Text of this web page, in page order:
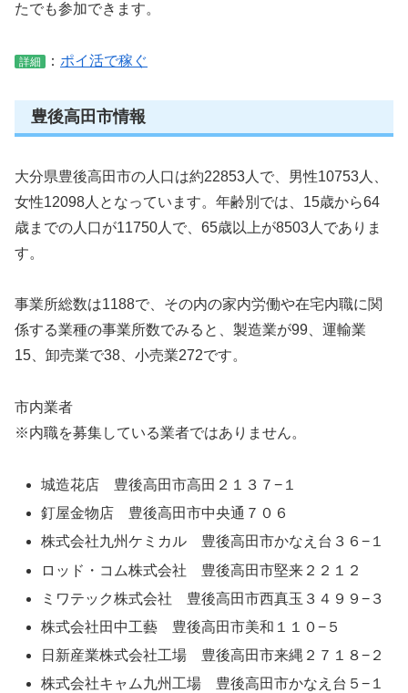
たでも参加できます。
詳細 ： ポイ活で稼ぐ
豊後高田市情報
大分県豊後高田市の人口は約22853人で、男性10753人、
女性12098人となっています。年齢別では、15歳から64
歳までの人口が11750人で、65歳以上が8503人でありま
す。
事業所総数は1188で、その内の家内労働や在宅内職に関
係する業種の事業所数でみると、製造業が99、運輸業
15、卸売業で38、小売業272です。
市内業者
※内職を募集している業者ではありません。
城造花店 豊後高田市高田２１３７−１
釘屋金物店 豊後高田市中央通７０６
株式会社九州ケミカル 豊後高田市かなえ台３６−１
ロッド・コム株式会社 豊後高田市堅来２２１２
ミワテック株式会社 豊後高田市西真玉３４９９−３
株式会社田中工藝 豊後高田市美和１１０−５
日新産業株式会社工場 豊後高田市来縄２７１８−２
株式会社キャム九州工場 豊後高田市かなえ台５−１